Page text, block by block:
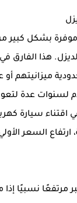
موفرة بشكل كبير
هذا
ميزانيتهم
لسنوات عدة
سيارة
السعر
نسبيًا إذا